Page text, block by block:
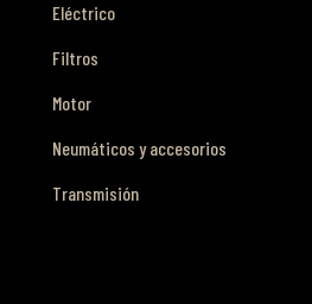
Eléctrico
Filtros
Motor
Neumáticos y accesorios
Transmisión